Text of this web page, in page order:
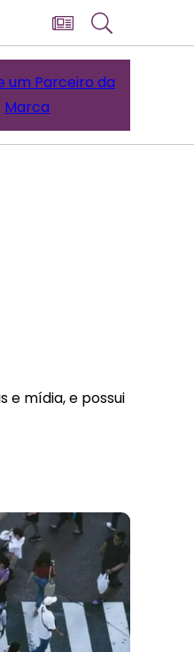
um Parceiro da
Marca
e mídia, e possui